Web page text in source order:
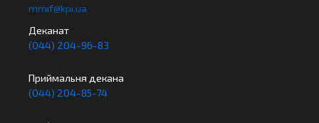
mmif@kpi.ua
Деканат
(044) 204-96-83
Приймальня декана
(044) 204-85-74